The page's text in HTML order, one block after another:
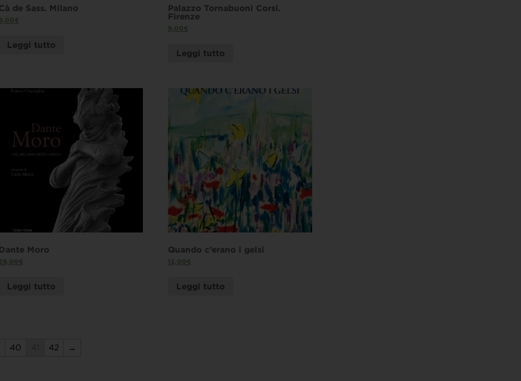
Cà de Sass. Milano
9,00€
Leggi tutto
Palazzo Tornabuoni Corsi.
Firenze
9,00€
Leggi tutto
Dante Moro
29,00€
Leggi tutto
Quando c’erano i gelsi
12,00€
Leggi tutto
40 42 →